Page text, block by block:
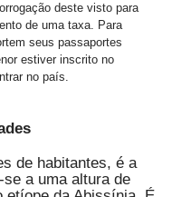
deste visto para
de uma taxa. Para
seus passaportes
estiver inscrito no
no país.
de habitantes, é a
a uma altura de